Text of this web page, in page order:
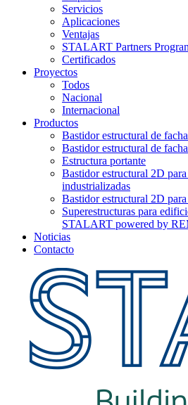
Servicios
Aplicaciones
Ventajas
STALART Partners
Certificados
Proyectos
Todos
Nacional
Internacional
Productos
Bastidor estructural de
Bastidor estructural de
Estructura portante
Bastidor estructural 2D
industrializadas
Bastidor estructural 2D
Superestructuras para
STALART powered by
Noticias
Contacto